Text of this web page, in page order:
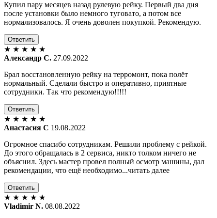
Купил пару месяцев назад рулевую рейку. Первый два дня
после установки было немного туговато, а потом все
нормализовалось. Я очень доволен покупкой. Рекомендую.
Ответить
★ ★ ★ ★ ★
Александр С. 27.09.2022
Брал восстановленную рейку на терромонт, пока полёт
нормальный. Сделали быстро и оперативно, приятные
сотрудники. Так что рекомендую!!!!!
Ответить
★ ★ ★ ★ ★
Анастасия С 19.08.2022
Огромное спасибо сотрудникам. Решили проблему с рейкой.
До этого обращалась в 2 сервиса, никто толком ничего не
объяснил. Здесь мастер провел полный осмотр машины, дал
рекомендации, что ещё необходимо...читать далее
Ответить
★ ★ ★ ★ ★
Vladimir N. 08.08.2022